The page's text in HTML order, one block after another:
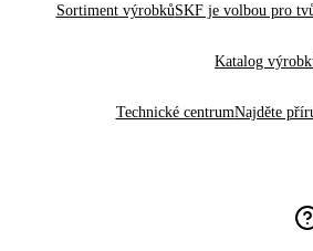
Sortiment výrobkůSKF je volbou pro
Katalog
Technické centrumNajděte